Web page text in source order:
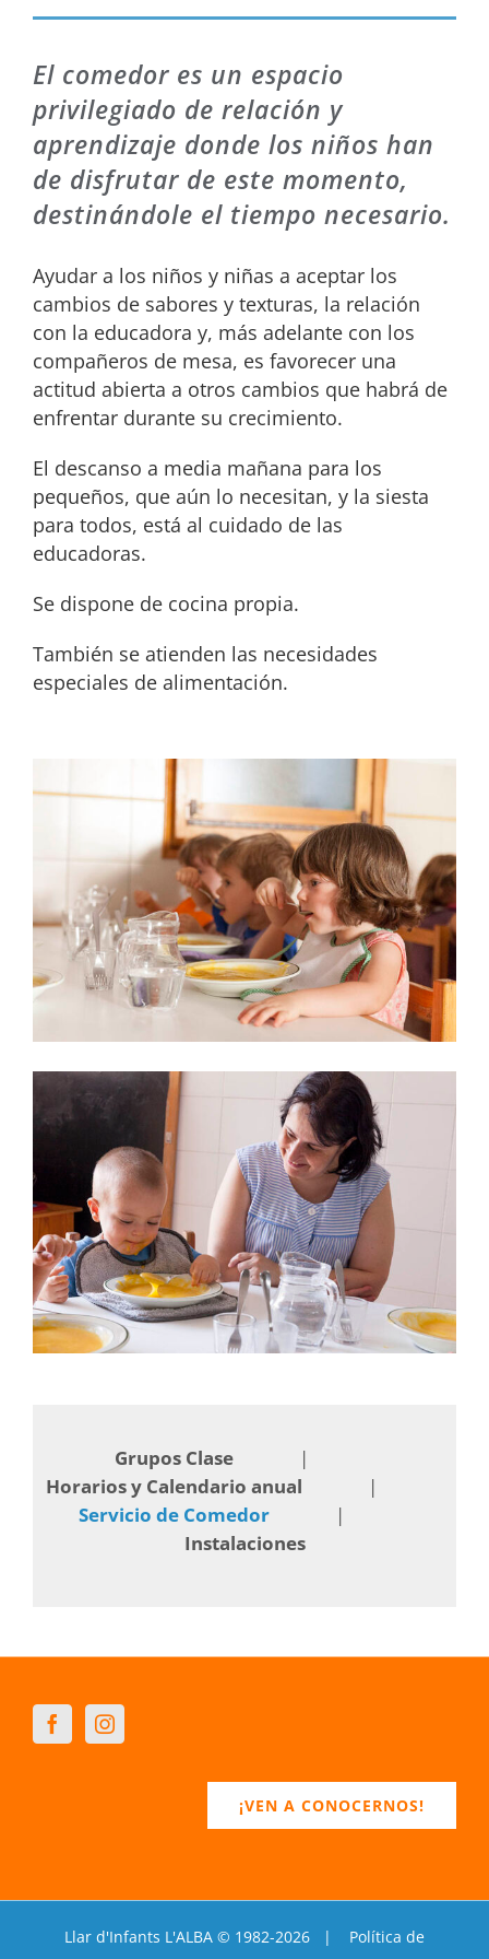
El comedor es un espacio
privilegiado de relación y
aprendizaje donde los niños han
de disfrutar de este momento,
destinándole el tiempo necesario.
Ayudar a los niños y niñas a aceptar los
cambios de sabores y texturas, la relación
con la educadora y, más adelante con los
compañeros de mesa, es favorecer una
actitud abierta a otros cambios que habrá de
enfrentar durante su crecimiento.
El descanso a media mañana para los
pequeños, que aún lo necesitan, y la siesta
para todos, está al cuidado de las
educadoras.
Se dispone de cocina propia.
También se atienden las necesidades
especiales de alimentación.
Grupos Clase
Horarios y Calendario anual
Servicio de Comedor
Instalaciones
¡VEN A CONOCERNOS!
Llar d'Infants L'ALBA © 1982-2026 | Política de